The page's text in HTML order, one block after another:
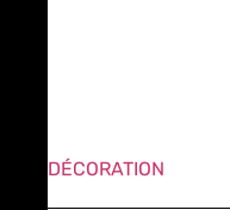
DÉCORATION